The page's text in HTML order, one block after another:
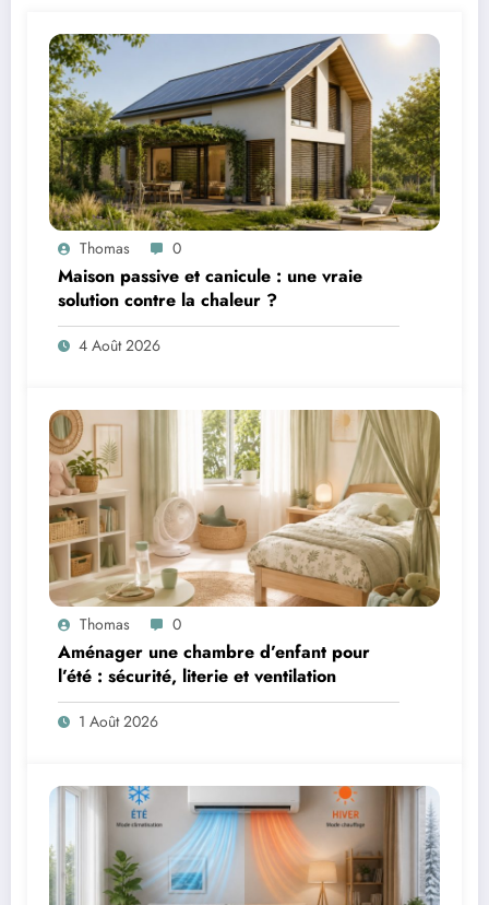
Thomas 0
Maison passive et canicule : une vraie
solution contre la chaleur ?
4 Août 2026
Thomas 0
Aménager une chambre d’enfant pour
l’été : sécurité, literie et ventilation
1 Août 2026